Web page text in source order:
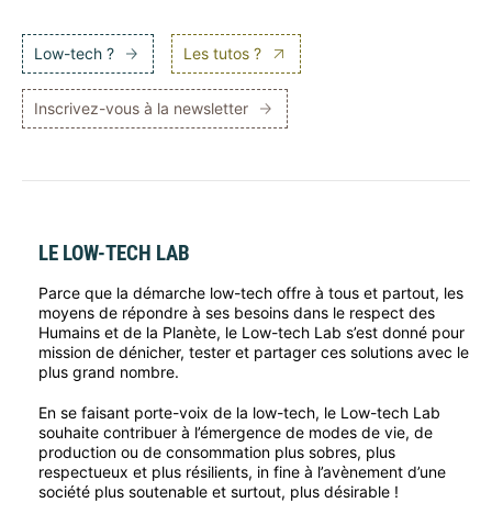
Low-tech ? Les tutos ?
Inscrivez-vous à la newsletter
LE LOW-TECH LAB
Parce que la démarche low-tech offre à tous et partout, les
moyens de répondre à ses besoins dans le respect des
Humains et de la Planète, le Low-tech Lab s’est donné pour
mission de dénicher, tester et partager ces solutions avec le
plus grand nombre.
En se faisant porte-voix de la low-tech, le Low-tech Lab
souhaite contribuer à l’émergence de modes de vie, de
production ou de consommation plus sobres, plus
respectueux et plus résilients, in fine à l’avènement d’une
société plus soutenable et surtout, plus désirable !